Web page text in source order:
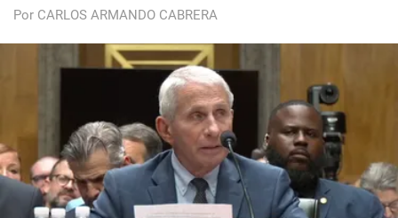
Por CARLOS ARMANDO CABRERA